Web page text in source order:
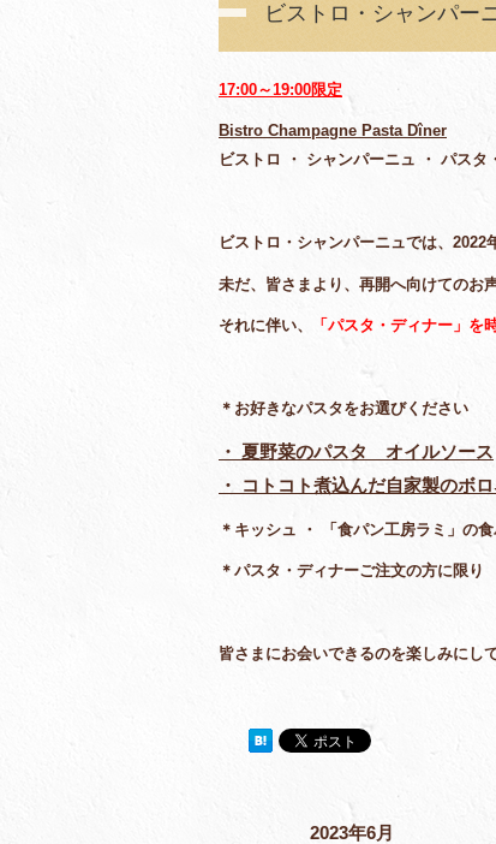
ビストロ・シャンパー
17:00～19:00限定
Bistro Champagne Pasta Dîner
ビストロ ・ シャンパーニュ ・ パスタ
ビストロ・シャンパーニュでは、2022
未だ、皆さまより、再開へ向けてのお
それに伴い、 「パスタ・ディナー」を
＊お好きなパスタをお選びください
・ 夏野菜のパスタ オイルソース
・ コトコト煮込んだ自家製のボ
＊キッシュ ・ 「食パン工房ラミ」の
＊パスタ・ディナーご注文の方に
皆さまにお会いできるのを楽しみにし
2023年6月